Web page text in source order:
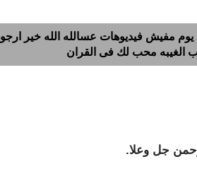
يوم مفيش فيديوهات عسالله الله خير ارجو
الغيبه محب لك فى القران
جل وعلا.